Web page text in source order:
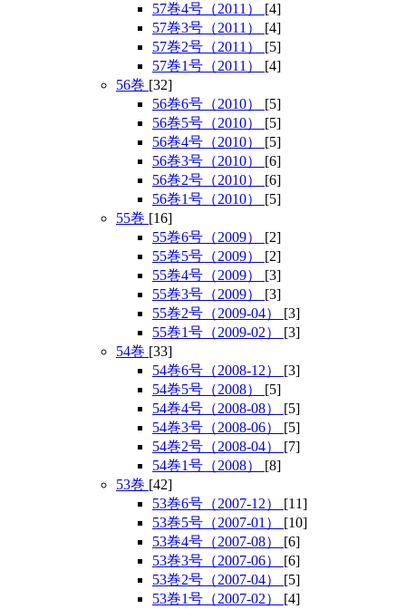
57巻4号（2011） [4]
57巻3号（2011） [4]
57巻2号（2011） [5]
57巻1号（2011） [4]
56巻 [32]
56巻6号（2010） [5]
56巻5号（2010） [5]
56巻4号（2010） [5]
56巻3号（2010） [6]
56巻2号（2010） [6]
56巻1号（2010） [5]
55巻 [16]
55巻6号（2009） [2]
55巻5号（2009） [2]
55巻4号（2009） [3]
55巻3号（2009） [3]
55巻2号（2009-04） [3]
55巻1号（2009-02） [3]
54巻 [33]
54巻6号（2008-12） [3]
54巻5号（2008） [5]
54巻4号（2008-08） [5]
54巻3号（2008-06） [5]
54巻2号（2008-04） [7]
54巻1号（2008） [8]
53巻 [42]
53巻6号（2007-12） [11]
53巻5号（2007-01） [10]
53巻4号（2007-08） [6]
53巻3号（2007-06） [6]
53巻2号（2007-04） [5]
53巻1号（2007-02） [4]